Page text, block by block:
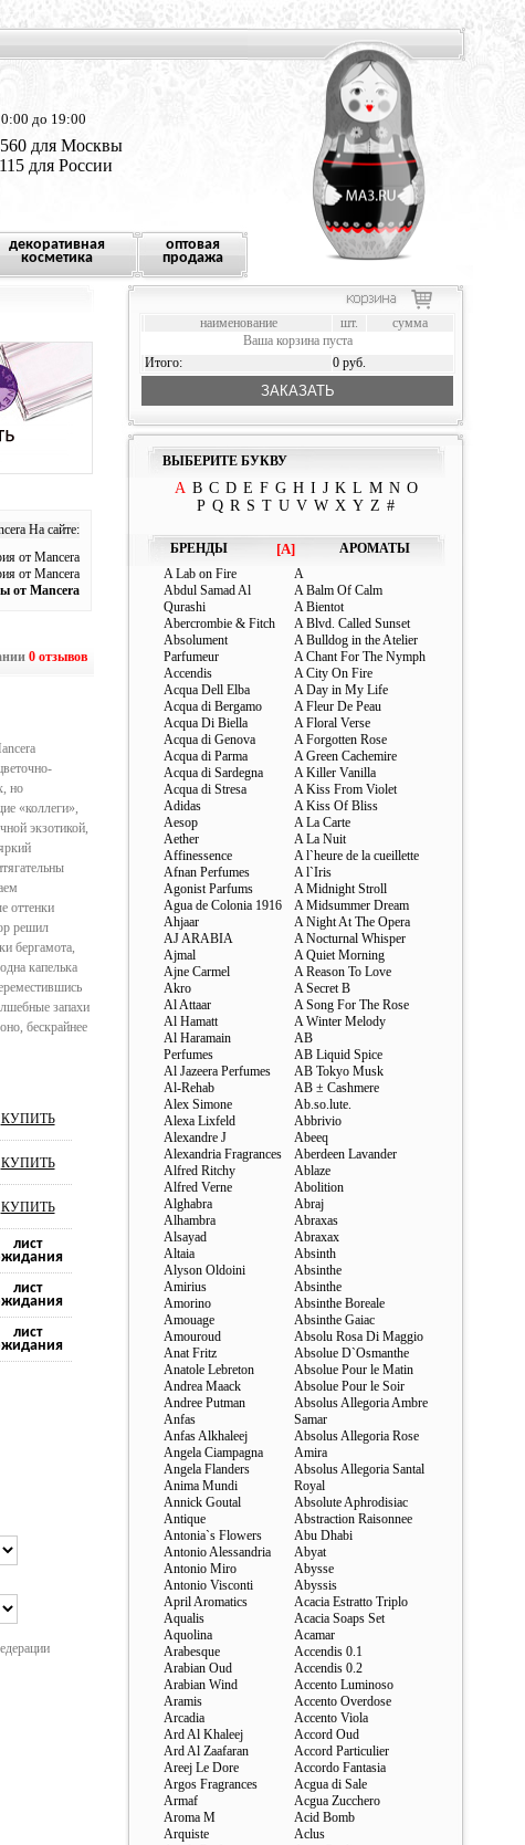
до 19:00
для Москвы
для России
декоративная
косметика
оптовая
продажа
На сайте:
от Mancera
от Mancera
от Mancera
0 отзывов
но
«коллеги»,
экзотикой,
оттенки
решил
бергамота,
капелька
запахи
бескрайнее
КУПИТЬ
КУПИТЬ
КУПИТЬ
лист
лист
лист
наименование шт.
сумма
Ваша корзина пуста
Итого:
0 руб.
ЗАКАЗАТЬ
ВЫБЕРИТЕ БУКВУ
A B C D E F G H I J K L M N O
P Q R S T U V W X Y Z #
БРЕНДЫ [A]
АРОМАТЫ
A Lab on Fire
Abdul Samad Al
Qurashi
Abercrombie & Fitch
Absolument
Parfumeur
Accendis
Acqua Dell Elba
Acqua di Bergamo
Acqua Di Biella
Acqua di Genova
Acqua di Parma
Acqua di Sardegna
Acqua di Stresa
Adidas
Aesop
Aether
Affinessence
Afnan Perfumes
Agonist Parfums
Agua de Colonia 1916
Ahjaar
AJ ARABIA
Ajmal
Ajne Carmel
Akro
Al Attaar
Al Hamatt
Al Haramain
Perfumes
Al Jazeera Perfumes
Al-Rehab
Alex Simone
Alexa Lixfeld
Alexandre J
Alexandria Fragrances
Alfred Ritchy
Alfred Verne
Alghabra
Alhambra
Alsayad
Altaia
Alyson Oldoini
Amirius
Amorino
Amouage
Amouroud
Anat Fritz
Anatole Lebreton
Andrea Maack
Andree Putman
Anfas
Anfas Alkhaleej
Angela Ciampagna
Angela Flanders
Anima Mundi
Annick Goutal
Antique
Antonia`s Flowers
Antonio Alessandria
Antonio Miro
Antonio Visconti
April Aromatics
Aqualis
Aquolina
Arabesque
Arabian Oud
Arabian Wind
Aramis
Arcadia
Ard Al Khaleej
Ard Al Zaafaran
Areej Le Dore
Argos Fragrances
Armaf
Aroma M
Arquiste
A
A Balm Of Calm
A Bientot
A Blvd. Called Sunset
A Bulldog in the Atelier
A Chant For The Nymph
A City On Fire
A Day in My Life
A Fleur De Peau
A Floral Verse
A Forgotten Rose
A Green Cachemire
A Killer Vanilla
A Kiss From Violet
A Kiss Of Bliss
A La Carte
A La Nuit
A l`heure de la cueillette
A l`Iris
A Midnight Stroll
A Midsummer Dream
A Night At The Opera
A Nocturnal Whisper
A Quiet Morning
A Reason To Love
A Secret B
A Song For The Rose
A Winter Melody
AB
AB Liquid Spice
AB Tokyo Musk
AB ± Cashmere
Ab.so.lute.
Abbrivio
Abeeq
Aberdeen Lavander
Ablaze
Abolition
Abraj
Abraxas
Abraxax
Absinth
Absinthe
Absinthe
Absinthe Boreale
Absinthe Gaiac
Absolu Rosa Di Maggio
Absolue D`Osmanthe
Absolue Pour le Matin
Absolue Pour le Soir
Absolus Allegoria Ambre
Samar
Absolus Allegoria Rose
Amira
Absolus Allegoria Santal
Royal
Absolute Aphrodisiac
Abstraction Raisonnee
Abu Dhabi
Abyat
Abysse
Abyssis
Acacia Estratto Triplo
Acacia Soaps Set
Acamar
Accendis 0.1
Accendis 0.2
Accento Luminoso
Accento Overdose
Accento Viola
Accord Oud
Accord Particulier
Accordo Fantasia
Acgua di Sale
Acgua Zucchero
Acid Bomb
Aclus